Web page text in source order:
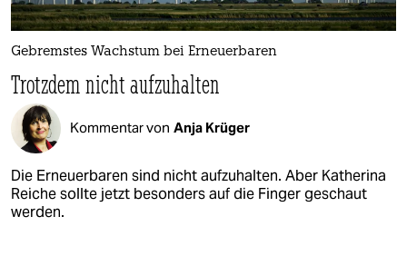
Gebremstes Wachstum bei Erneuerbaren
Trotzdem nicht aufzuhalten
Kommentar von Anja Krüger
Die Erneuerbaren sind nicht aufzuhalten. Aber Katherina
Reiche sollte jetzt besonders auf die Finger geschaut
werden.